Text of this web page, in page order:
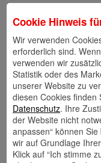
verbindlich fest,
Fachperson, die
entsprechende
Wichtigste
sind für alle
einer
besonders
gesammelt und
Technik
die zu Ihrem
sowie
Finanzierung
Cookie Hinweis
Wir verwenden
erforderlich sind.
verwenden wir
Statistik oder des
unserer Website zu
diesen Cookies finden
Datenschutz. Ihre
der Website nicht
anpassen“ können
wir auf Grundlage
Klick auf “Ich stimme